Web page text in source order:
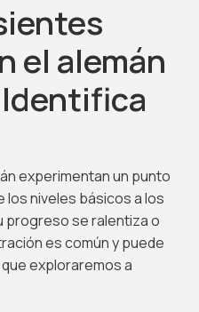
el alemán
experimentan un punto
los niveles básicos a los
progreso se ralentiza o
es común y puede
exploraremos a